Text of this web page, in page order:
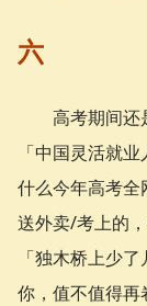
六
高考期间还
「中国灵活就
什么今年高考全
送外卖/考上的
「独木桥上少
你，值不值得再